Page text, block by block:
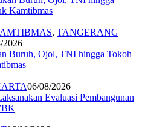
, TANGERANG
2026
Buruh, Ojol, TNI hingga Tokoh
06/08/2026
Evaluasi Pembangunan